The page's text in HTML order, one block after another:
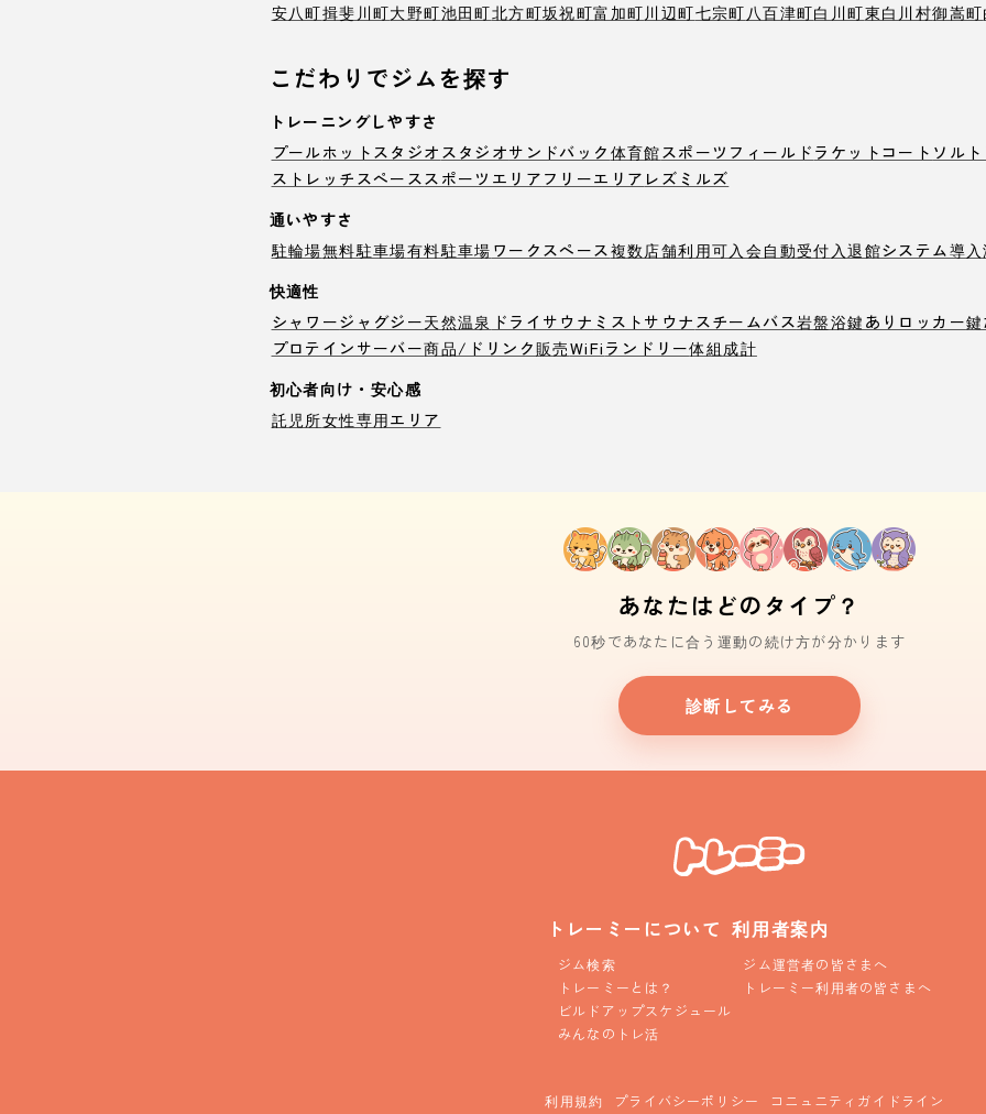
安八町揖斐川町大野町池田町北方町坂祝町富加町川辺町七宗町 八百津町白川町東白川村御嵩町
こだわりでジムを探す
トレーニングしやすさ
プールホットスタジオ スタジオサンドバック 体育館スポーツフィールド ラケットコート ソル
ストレッチスペーススポーツエリア フリーエリア レズミルズ
通いやすさ
駐輪場無料駐車場有料駐車場 ワークスペース複数店舗利用可入会自動受付 入退館システム導
快適性
シャワージャグジー天然温泉 ドライサウナ ミストサウナ スチームバス岩盤浴鍵ありロッカー
プロテインサーバー商品/ドリンク販売WiFi ランドリー体組成計
初心者向け・安心感
託児所女性専用エリア
あなたはどのタイプ？
60秒であなたに合う運動の続け方が分かります
診断してみる
トレーミーについて
ジム検索
トレーミーとは？
ビルドアップスケジュール
みんなのトレ活
利用者案内
ジム運営者の皆さまへ
トレーミー利用者の皆さまへ
利用規約 プライバシーポリシー コニュニティガイドライン